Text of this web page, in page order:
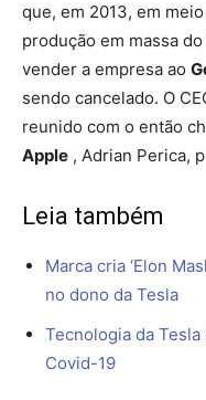
que, em 2013, em
produção em massa
vender a empresa ao
sendo cancelado. O
reunido com o então
Apple , Adrian Perica,
Leia também
Marca cria ‘Elon
no dono da Tesla
Tecnologia da
Covid-19